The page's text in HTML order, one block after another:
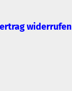
widerrufen